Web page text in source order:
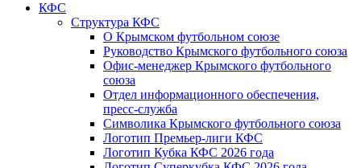
КФС
Структура КФС
О Крымском футбольном союзе
Руководство Крымского футбольного союза
Офис-менеджер Крымского футбольного
союза
Отдел информационного обеспечения,
пресс-служба
Символика Крымского футбольного союза
Логотип Премьер-лиги КФС
Логотип Кубка КФС 2026 года